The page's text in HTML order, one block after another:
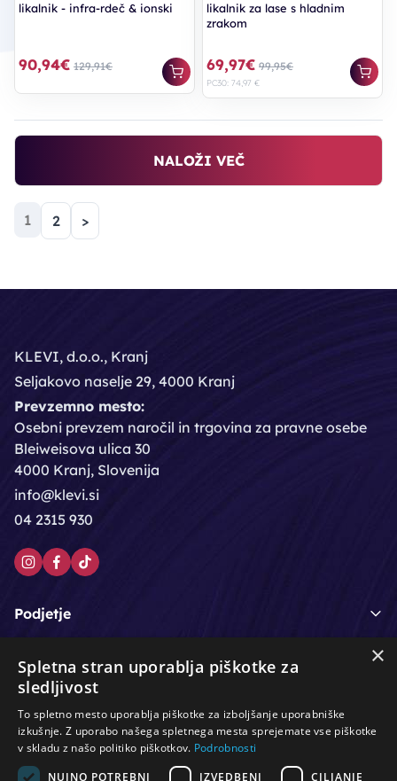
likalnik - infra-rdeč & ionski
90,94€ 129,91€
likalnik za lase s hladnim
zrakom
69,97€ 99,95€
PC30: 74,97 €
NALOŽI VEČ
1 (trenutna)
2 >
KLEVI, d.o.o., Kranj
Seljakovo naselje 29, 4000 Kranj
Prevzemno mesto:
Osebni prevzem naročil in trgovina za pravne osebe
Bleiweisova ulica 30
4000 Kranj, Slovenija
info@klevi.si
04 2315 930
Podjetje
Moj račun
Podpora strankam
×
Spletna stran uporablja piškotke za
sledljivost
To spletno mesto uporablja piškotke za izboljšanje uporabniške
izkušnje. Z uporabo našega spletnega mesta sprejemate vse piškotke
v skladu z našo politiko piškotkov. Podrobnosti
NUJNO POTREBNI
IZVEDBENI CILJANJE